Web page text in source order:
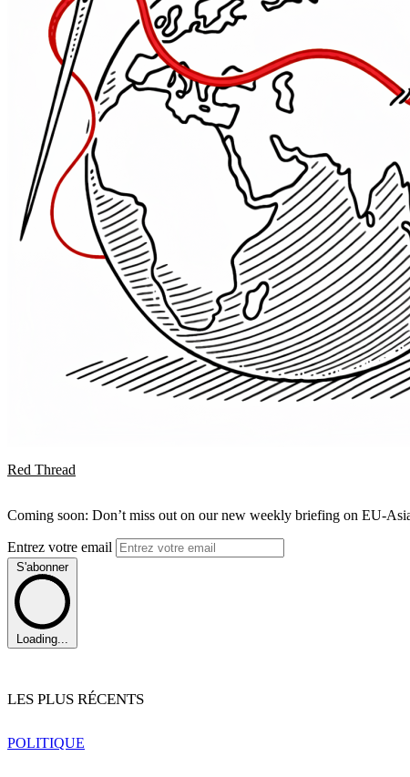
Red Thread
Coming soon: Don’t miss out on our new weekly briefing on EU-
Entrez votre email
S'abonner
Loading...
LES PLUS RÉCENTS
POLITIQUE